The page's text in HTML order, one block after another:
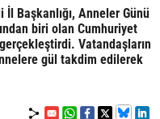
Başkanlığı, Anneler Günü
biri olan Cumhuriyet
Vatandaşların
gül takdim edilerek